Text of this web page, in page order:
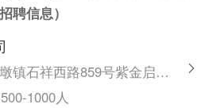
聘信息）
浙江省杭州市西湖区三墩镇石祥西路859号紫金启真大厦5号楼
500-1000人